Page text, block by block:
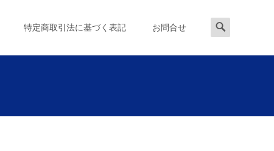
特定商取引法に基づく表記 お問合せ
検